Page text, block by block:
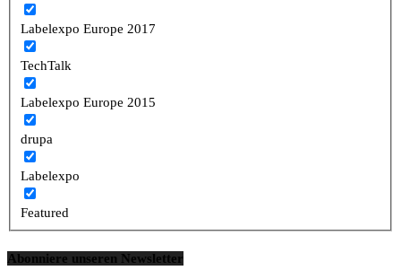
Labelexpo Europe 2017
TechTalk
Labelexpo Europe 2015
drupa
Labelexpo
Featured
Abonniere unseren Newsletter